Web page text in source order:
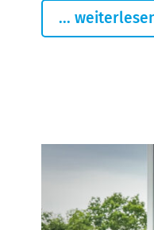
...